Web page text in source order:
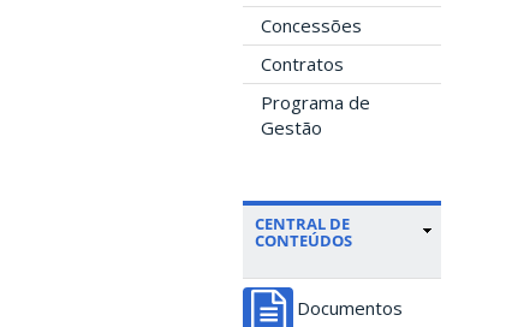
Concessões
Contratos
Programa de
Gestão
CENTRAL DE
CONTEÚDOS
Documentos